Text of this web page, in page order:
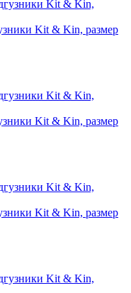
Kit & Kin, размер
Kit & Kin, размер
Kit & Kin, размер